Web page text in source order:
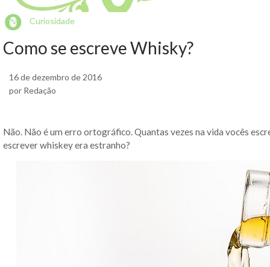
Curiosidade
Como se escreve Whisky?
16 de dezembro de 2016
por Redação
Não. Não é um erro ortográfico. Quantas vezes na vida vocês
escrever whiskey era estranho?